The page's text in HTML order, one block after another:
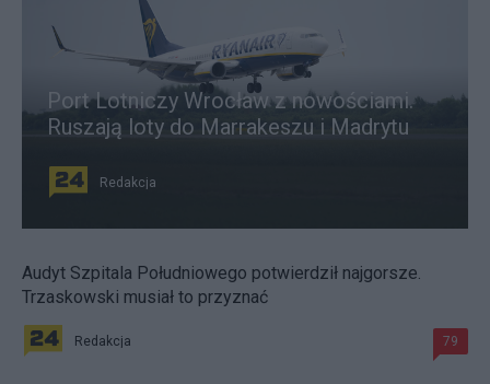
Port Lotniczy Wrocław z nowościami.
Ruszają loty do Marrakeszu i Madrytu
Redakcja
Audyt Szpitala Południowego potwierdził najgorsze.
Trzaskowski musiał to przyznać
Redakcja 79